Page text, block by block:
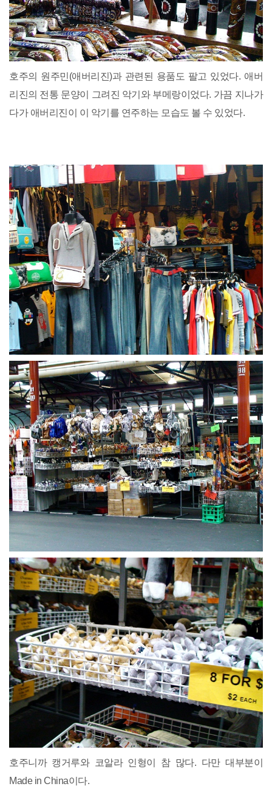
호주의 원주민(애버리진)과 관련된 용품도 팔고 있었다. 애버
리진의 전통 문양이 그려진 악기와 부메랑이었다. 가끔 지나가
다가 애버리진이 이 악기를 연주하는 모습도 볼 수 있었다.
호주니까 캥거루와 코알라 인형이 참 많다. 다만 대부분이
Made in China이다.